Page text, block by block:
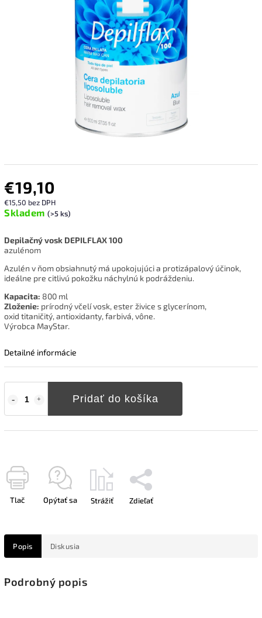
€19,10
€15,50 bez DPH
Skladem (>5 ks)
Pridať do košíka
Depilačný vosk DEPILFLAX 100
azulénom
Azulén v ňom obsiahnutý má upokojujúci a protizápalový účinok,
ideálne pre citlivú pokožku náchylnú k podráždeniu.
Kapacita: 800 ml
Zloženie: prírodný včelí vosk, ester živice s glycerínom,
oxid titaničitý, antioxidanty, farbivá, vône.
Výrobca MayStar.
Detailné informácie
Tlač Opýtať sa Strážiť Zdieľať
Popis Diskusia
Podrobný popis